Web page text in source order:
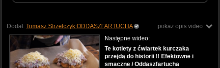
pokaż opis video
Dodał: Tomasz Strzelczyk ODDASZFARTUCHA
Następne wideo:
Te kotlety z ćwiartek kurczaka
przejdą do historii !! Efektowne i
smaczne / Oddaszfartucha